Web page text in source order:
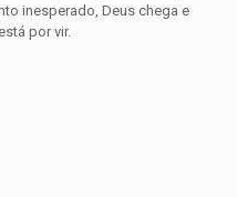
inesperado, Deus chega e
por vir.